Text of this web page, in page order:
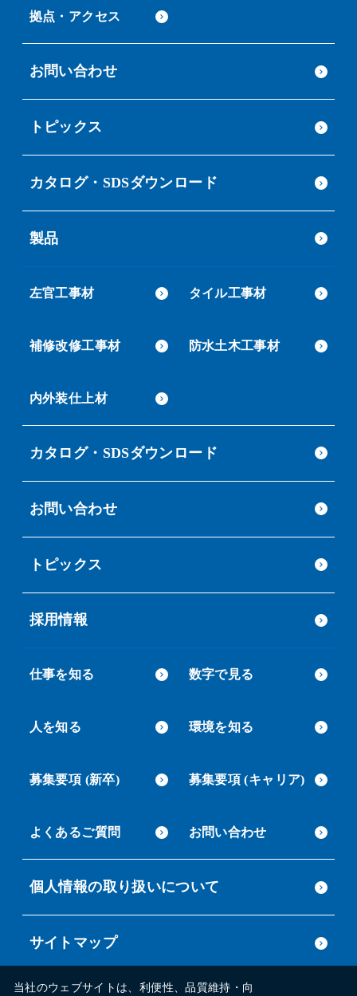
拠点・アクセス
お問い合わせ
トピックス
カタログ・SDSダウンロード
製品
左官工事材 タイル工事材
補修改修工事材 防水土木工事材
内外装仕上材
カタログ・SDSダウンロード
お問い合わせ
トピックス
採用情報
仕事を知る 数字で見る
人を知る 環境を知る
募集要項 (新卒) 募集要項 (キャリア)
よくあるご質問 お問い合わせ
個人情報の取り扱いについて
サイトマップ
当社のウェブサイトは、利便性、品質維持・向